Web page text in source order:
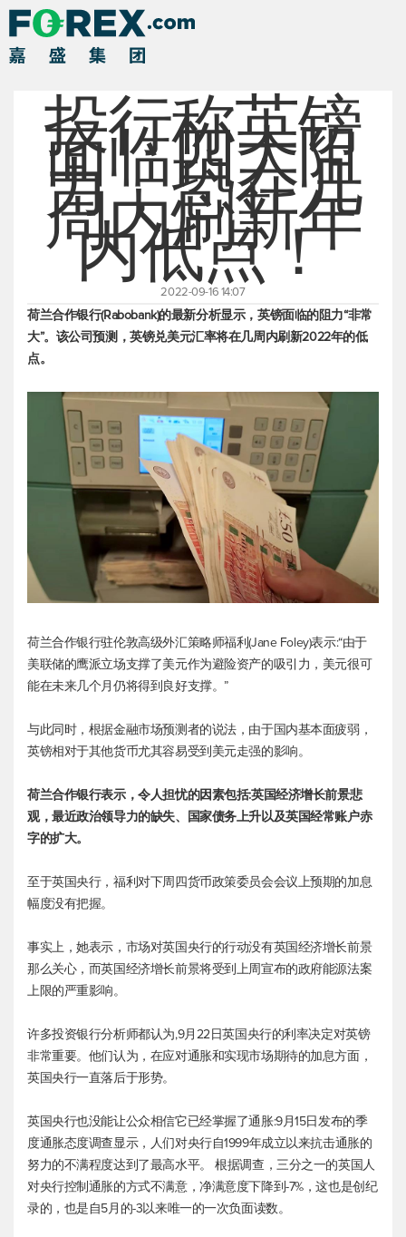
投行称英镑
面临四大阻
力，恐在几
周内刷新年
内低点！
2022-09-16 14:07
荷兰合作银行(Rabobank)的最新分析显示，英镑面临的阻力“非常
大”。该公司预测，英镑兑美元汇率将在几周内刷新2022年的低
点。
荷兰合作银行驻伦敦高级外汇策略师福利(Jane Foley)表示:“由于
美联储的鹰派立场支撑了美元作为避险资产的吸引力，美元很可
能在未来几个月仍将得到良好支撑。”
与此同时，根据金融市场预测者的说法，由于国内基本面疲弱，
英镑相对于其他货币尤其容易受到美元走强的影响。
荷兰合作银行表示，令人担忧的因素包括:英国经济增长前景悲
观，最近政治领导力的缺失、国家债务上升以及英国经常账户赤
字的扩大。
至于英国央行，福利对下周四货币政策委员会会议上预期的加息
幅度没有把握。
事实上，她表示，市场对英国央行的行动没有英国经济增长前景
那么关心，而英国经济增长前景将受到上周宣布的政府能源法案
上限的严重影响。
许多投资银行分析师都认为,9月22日英国央行的利率决定对英镑
非常重要。他们认为，在应对通胀和实现市场期待的加息方面，
英国央行一直落后于形势。
英国央行也没能让公众相信它已经掌握了通胀:9月15日发布的季
度通胀态度调查显示，人们对央行自1999年成立以来抗击通胀的
努力的不满程度达到了最高水平。 根据调查，三分之一的英国人
对央行控制通胀的方式不满意，净满意度下降到-7%，这也是创纪
录的，也是自5月的-3以来唯一的一次负面读数。